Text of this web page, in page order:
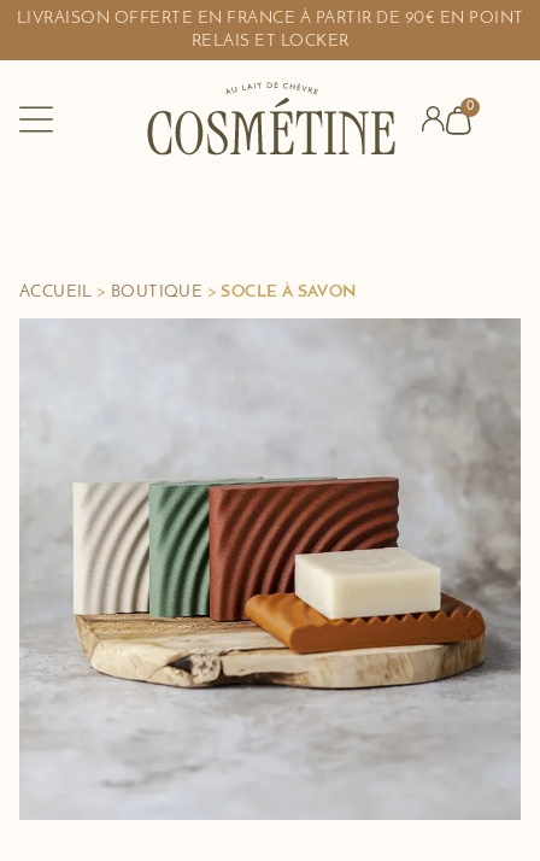
LIVRAISON OFFERTE EN FRANCE À PARTIR DE 90€ EN POINT
RELAIS ET LOCKER
0
ACCUEIL > BOUTIQUE >SOCLE À SAVON